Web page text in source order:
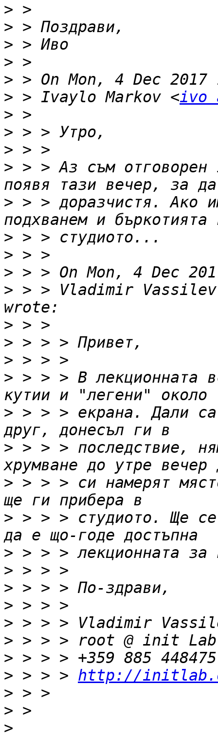
>
>
>
>
>
> > Ivaylo Markov <ivo
>
>
>
> > > Аз съм
> > > доразчистя. Ако
>
>
>
> > > Vladimir
>
>
>
> > > > В лекционната
> > > > екрана. Дали
> > > > последствие,
> > > > си намерят
> > > > студиото. Ще
>
>
>
>
>
>
>
> > > > http://
>
>
>